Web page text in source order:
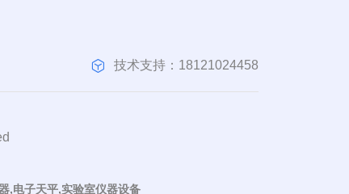
技术支持：18121024458
,电子天平,实验室仪器设备